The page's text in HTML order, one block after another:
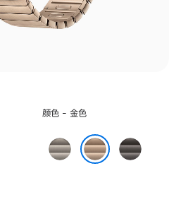
选
色:
颜色 - 金色
原
色
石
板